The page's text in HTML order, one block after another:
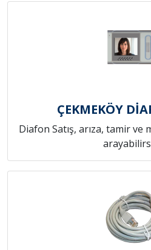
ÇEKMEKÖY
Diafon Satış, arıza, tamir ve